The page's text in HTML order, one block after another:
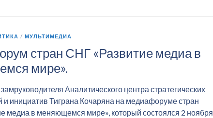
/ МУЛЬТИМЕДИА
стран СНГ «Развитие медиа в
мире».
Аналитического центра стратегических
и инициатив Тиграна Кочаряна на медиафоруме стран
медиа в меняющемся мире», который состоялся 2 ноября